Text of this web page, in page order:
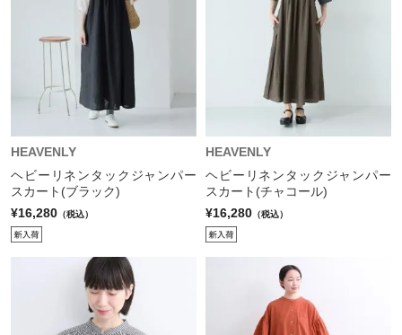
HEAVENLY
ヘビーリネンタックジャンパー
スカート(ブラック)
¥16,280 （税込）
HEAVENLY
ヘビーリネンタックジャンパー
スカート(チャコール)
¥16,280 （税込）